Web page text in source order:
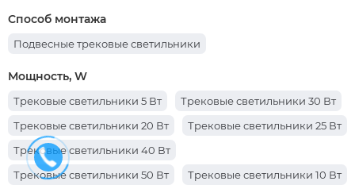
Трековый шинопровод 3 м
Трехфазные трековые светильники
Способ монтажа
Подвесные трековые светильники
Мощность, W
Трековые светильники 5 Вт
Трековые светильники 30 Вт
Трековые светильники 20 Вт
Трековые светильники 25 Вт
Трековые светильники 40 Вт
Трековые светильники 50 Вт
Трековые светильники 10 Вт